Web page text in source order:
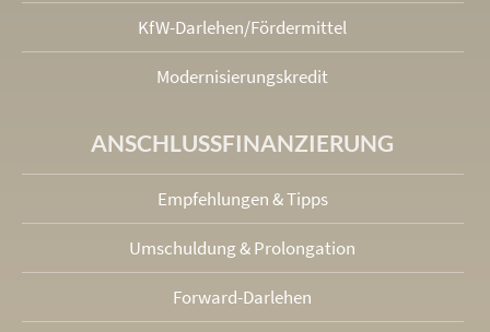
KfW-Darlehen/Fördermittel
Modernisierungskredit
ANSCHLUSS­FINANZIERUNG
Empfehlungen & Tipps
Umschuldung & Prolongation
Forward-Darlehen